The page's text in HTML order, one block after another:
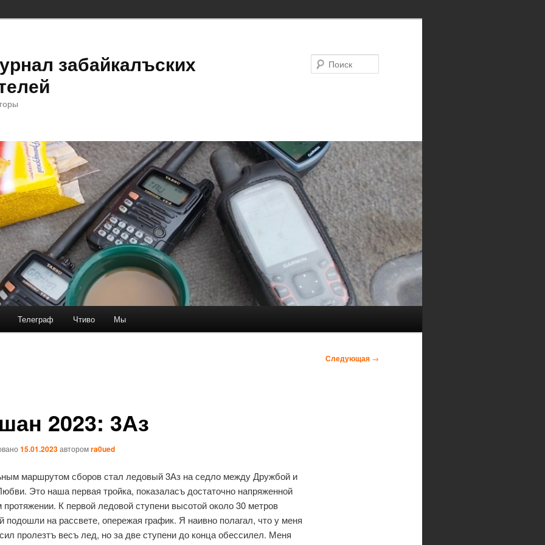
забайкалъских
Телеграф Чтиво Мы
Следующая →
2023: 3Аз
15.01.2023авторомra0ued
маршрутом сборов стал ледовый 3Аз на седло между Дружбой и
Это наша первая тройка, показаласъ достаточно напряженной
протяжении. К первой ледовой ступени высотой около 30 метров
подошли на рассвете, опережая график. Я наивно полагал, что у меня
пролезтъ весъ лед, но за две ступени до конца обессилел. Меня